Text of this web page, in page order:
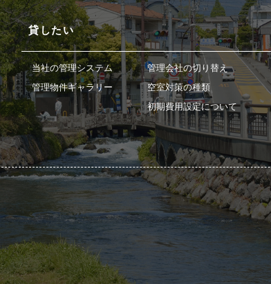
貸したい
当社の管理システム
管理物件ギャラリー
管理会社の切り替え
空室対策の種類
初期費用設定について